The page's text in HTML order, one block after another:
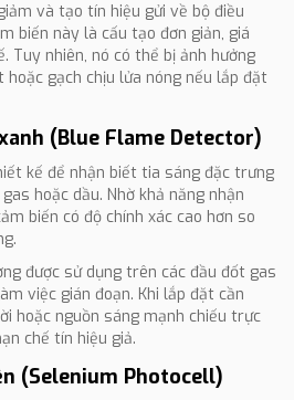
và tạo tín hiệu gửi về bộ điều
biến này là cấu tạo đơn giản, giá
Tuy nhiên, nó có thể bị ảnh hưởng
gạch chịu lửa nóng nếu lắp đặt
(Blue Flame Detector)
kế để nhận biết tia sáng đặc trưng
hoặc dầu. Nhờ khả năng nhận
biến có độ chính xác cao hơn so
được sử dụng trên các đầu đốt gas
việc gián đoạn. Khi lắp đặt cần
hoặc nguồn sáng mạnh chiếu trực
chế tín hiệu giả.
(Selenium Photocell)